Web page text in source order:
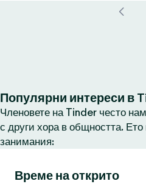
Популярни интереси в
Членовете на Tinder често
с други хора в общността.
занимания:
Време на открито